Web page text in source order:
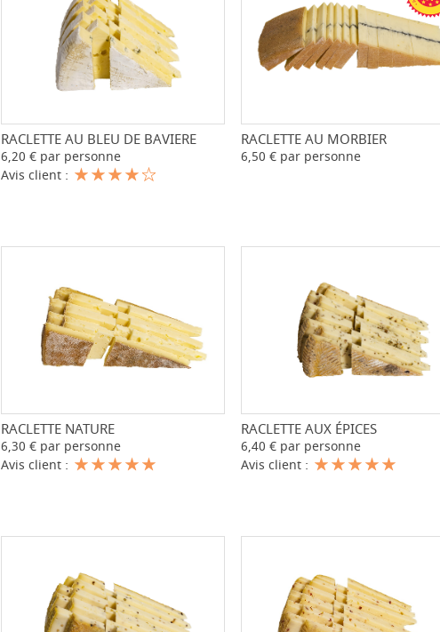
- +
RACLETTE AU BLEU DE BAVIERE
6,20 € par personne
Avis client :
-
RACLETTE AU MORBIER
6,50 € par personne
RACLETTE NATURE
6,30 € par personne
Avis client :
-
RACLETTE AUX ÉPICES
6,40 € par personne
Avis client :